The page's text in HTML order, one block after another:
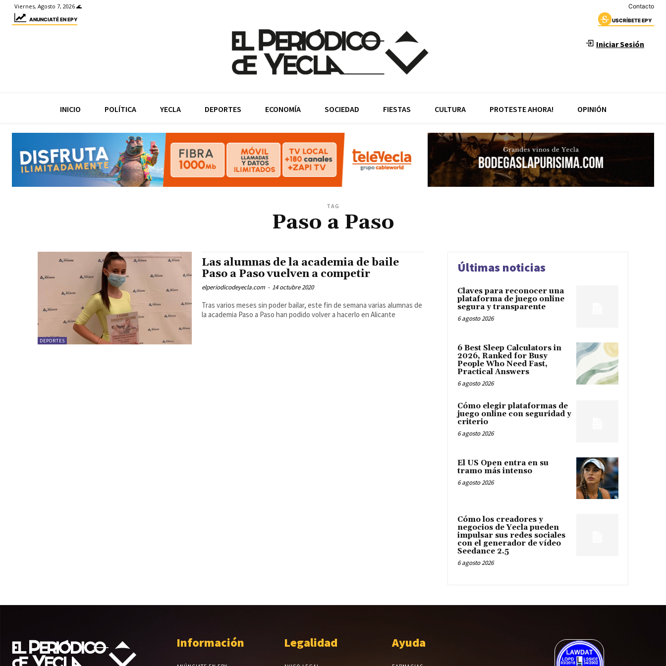
Viernes, Agosto 7, 2026 🌊 Contacto
ANUNCIATÉ EN EPY USCRÍBETE EPY
Iniciar Sesión
INICIO POLÍTICA YECLA DEPORTES ECONOMÍA SOCIEDAD FIESTAS CULTURA PROTESTE AHORA! OPINIÓN
TAG
Paso a Paso
DEPORTES
Las alumnas de la academia de baile
Paso a Paso vuelven a competir
elperiodicodeyecla.com - 14 octubre 2020
Tras varios meses sin poder bailar, este fin de semana varias alumnas de
la academia Paso a Paso han podido volver a hacerlo en Alicante
Últimas noticias
Claves para reconocer una
plataforma de juego online
segura y transparente
6 agosto 2026
6 Best Sleep Calculators in
2026, Ranked for Busy
People Who Need Fast,
Practical Answers
6 agosto 2026
Cómo elegir plataformas de
juego online con seguridad y
criterio
6 agosto 2026
El US Open entra en su
tramo más intenso
6 agosto 2026
Cómo los creadores y
negocios de Yecla pueden
impulsar sus redes sociales
con el generador de vídeo
Seedance 2.5
6 agosto 2026
Información Legalidad Ayuda